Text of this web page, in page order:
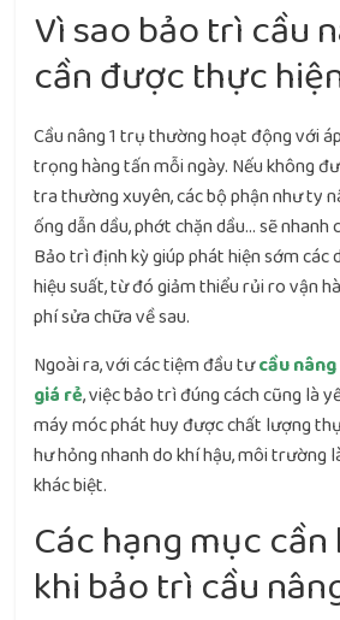
Vì sao bảo trì cầu
cần được thực
Cầu nâng 1 trụ thường hoạt động với
trọng hàng tấn mỗi ngày. Nếu không
tra thường xuyên, các bộ phận như ty
ống dẫn dầu, phớt chặn dầu… sẽ nhanh
Bảo trì định kỳ giúp phát hiện sớm các
hiệu suất, từ đó giảm thiểu rủi ro vận
phí sửa chữa về sau.
Ngoài ra, với các tiệm đầu tưcầu
giá rẻ, việc bảo trì đúng cách cũng là
máy móc phát huy được chất lượng
hư hỏng nhanh do khí hậu, môi trường
khác biệt.
Các hạng mục
khi bảo trì cầu